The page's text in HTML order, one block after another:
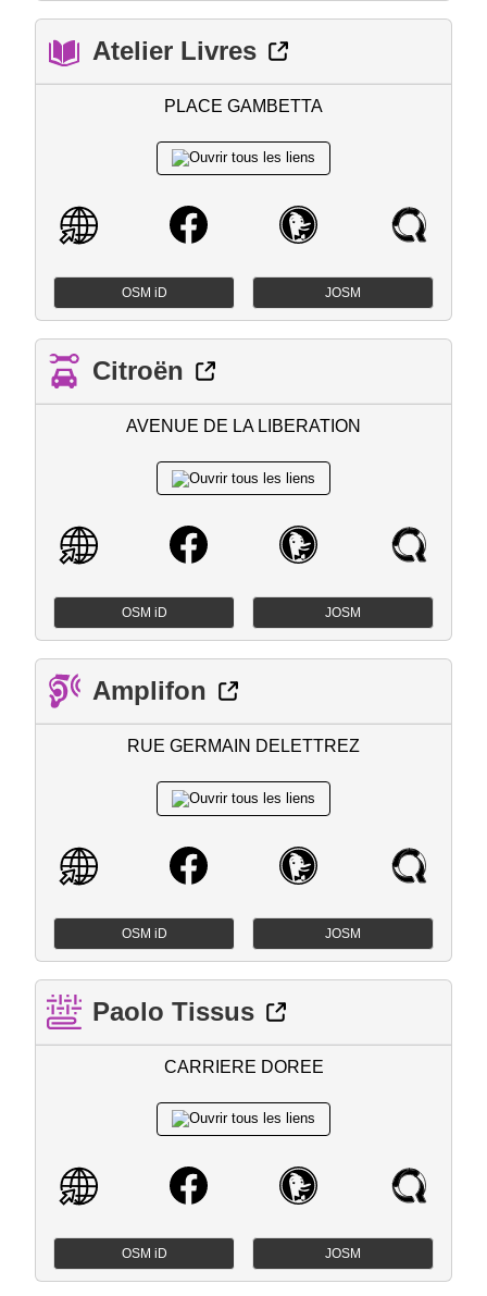
Atelier Livres
PLACE GAMBETTA
OSM iD JOSM
Citroën
AVENUE DE LA LIBERATION
OSM iD JOSM
Amplifon
RUE GERMAIN DELETTREZ
OSM iD JOSM
Paolo Tissus
CARRIERE DOREE
OSM iD JOSM